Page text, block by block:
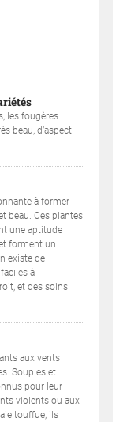
les fougères
beau, d’aspect
à former
beau. Ces plantes
une aptitude
forment un
existe de
à
et des soins
aux vents
Souples et
pour leur
violents ou aux
touffue, ils